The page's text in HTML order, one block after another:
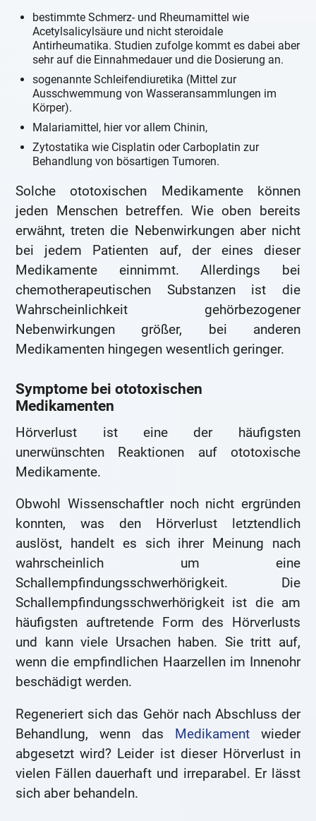
bestimmte Schmerz- und Rheumamittel wie
Acetylsalicylsäure und nicht steroidale
Antirheumatika. Studien zufolge kommt es dabei aber
sehr auf die Einnahmedauer und die Dosierung an.
sogenannte Schleifendiuretika (Mittel zur
Ausschwemmung von Wasseransammlungen im
Körper).
Malariamittel, hier vor allem Chinin,
Zytostatika wie Cisplatin oder Carboplatin zur
Behandlung von bösartigen Tumoren.
Solche ototoxischen Medikamente können
jeden Menschen betreffen. Wie oben bereits
erwähnt, treten die Nebenwirkungen aber nicht
bei jedem Patienten auf, der eines dieser
Medikamente einnimmt. Allerdings bei
chemotherapeutischen Substanzen ist die
Wahrscheinlichkeit gehörbezogener
Nebenwirkungen größer, bei anderen
Medikamenten hingegen wesentlich geringer.
Symptome bei ototoxischen
Medikamenten
Hörverlust ist eine der häufigsten
unerwünschten Reaktionen auf ototoxische
Medikamente.
Obwohl Wissenschaftler noch nicht ergründen
konnten, was den Hörverlust letztendlich
auslöst, handelt es sich ihrer Meinung nach
wahrscheinlich um eine
Schallempfindungsschwerhörigkeit. Die
Schallempfindungsschwerhörigkeit ist die am
häufigsten auftretende Form des Hörverlusts
und kann viele Ursachen haben. Sie tritt auf,
wenn die empfindlichen Haarzellen im Innenohr
beschädigt werden.
Regeneriert sich das Gehör nach Abschluss der
Behandlung, wenn das Medikamentwieder
abgesetzt wird? Leider ist dieser Hörverlust in
vielen Fällen dauerhaft und irreparabel. Er lässt
sich aber behandeln.